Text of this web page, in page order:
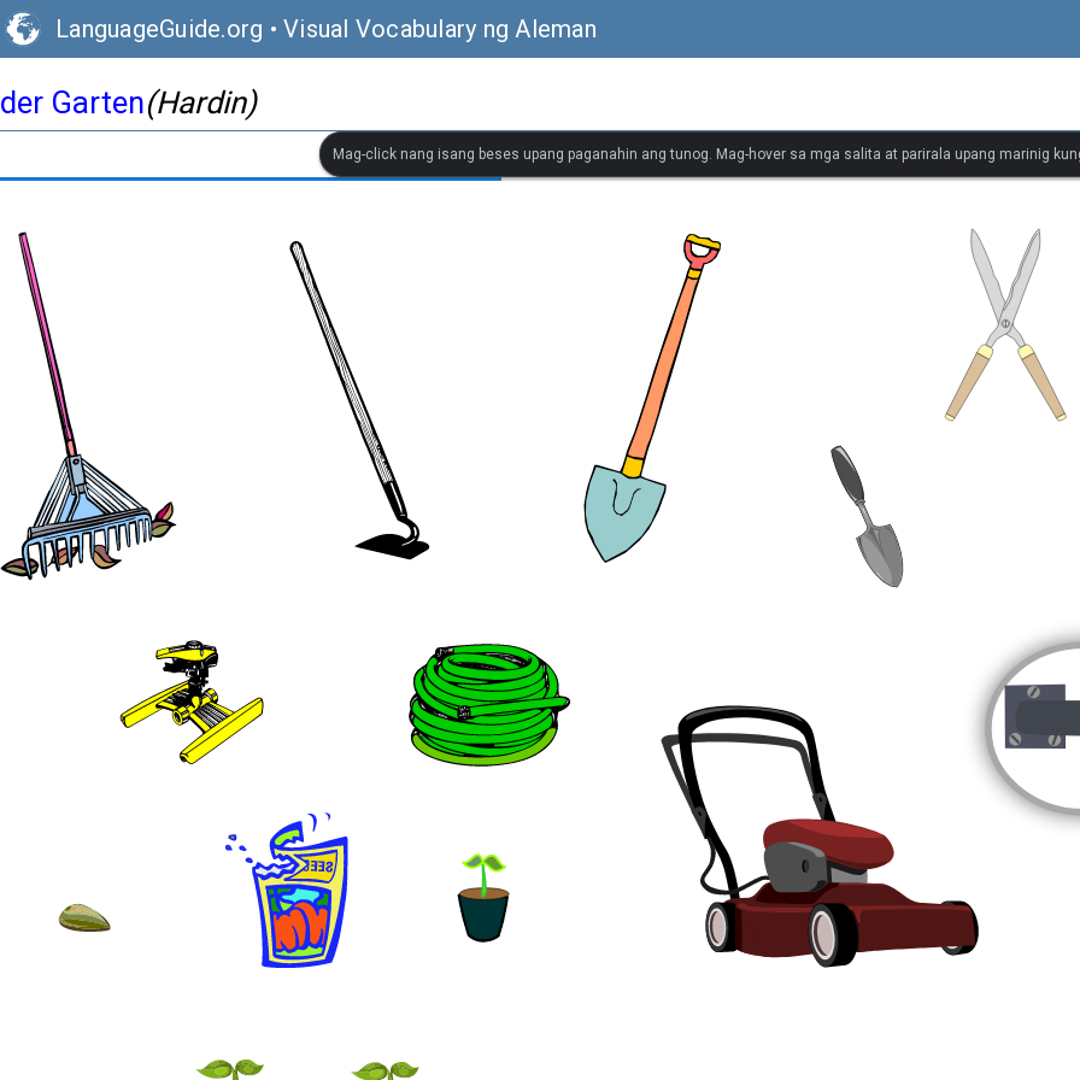
LanguageGuide.org • Visual Vocabulary ng Aleman
der Garten(Hardin)
Mag-click nang isang beses upang paganahin ang tunog. Mag-hover sa mga salita at parirala upang marinig